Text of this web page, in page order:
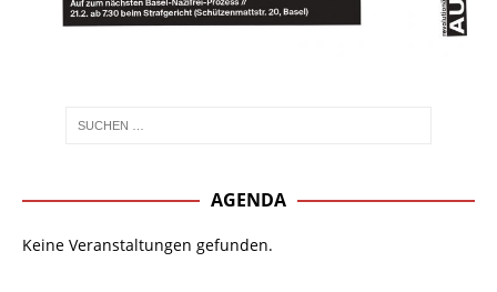
AGENDA
Keine Veranstaltungen gefunden.